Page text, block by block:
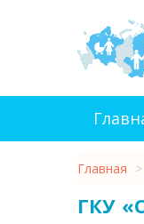
Главная >
ГКУ